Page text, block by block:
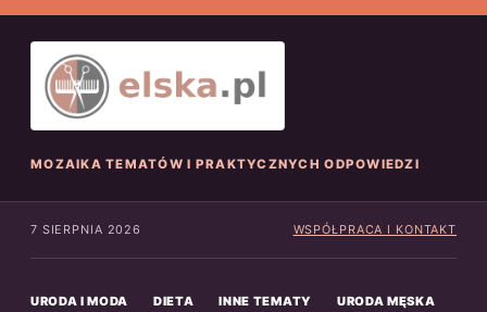
MOZAIKA TEMATÓW I PRAKTYCZNYCH ODPOWIEDZI
7 SIERPNIA 2026 WSPÓŁPRACA I KONTAKT
URODA I MODA DIETA INNE TEMATY URODA MĘSKA